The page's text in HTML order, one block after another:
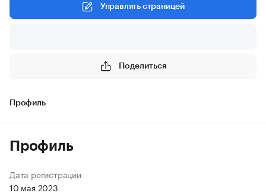
Управлять страницей
Поделиться
Профиль
Профиль
Дата регистрации
10 мая 2023